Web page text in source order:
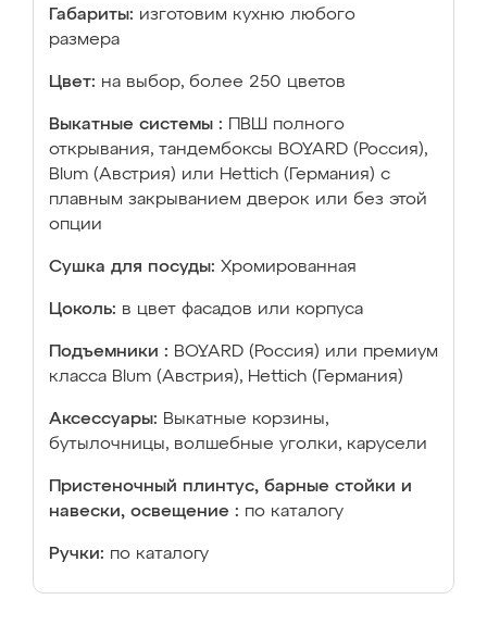
Габариты: изготовим кухню любого
размера
Цвет: на выбор, более 250 цветов
Выкатные системы :
ПВШ полного
открывания, тандембоксы BOYARD (Россия),
Blum (Австрия) или Hettich (Германия) с
плавным закрыванием дверок или без этой
опции
Сушка для посуды: Хромированная
Цоколь: в цвет фасадов или корпуса
Подъемники : BOYARD (Россия) или премиум
класса Blum (Австрия), Hettich (Германия)
Аксессуары: Выкатные корзины,
бутылочницы, волшебные уголки, карусели
Пристеночный плинтус, барные стойки и
навески, освещение : по каталогу
Ручки: по каталогу